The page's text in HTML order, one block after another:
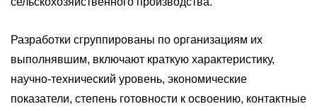
Разработки сгруппированы по организациям их
выполнявшим, включают краткую характеристику,
научно-технический уровень, экономические
показатели, степень готовности к освоению, контактные